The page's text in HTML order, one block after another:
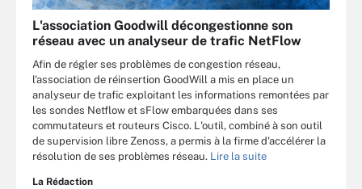
L'association Goodwill décongestionne son
réseau avec un analyseur de trafic NetFlow
Afin de régler ses problèmes de congestion réseau,
l'association de réinsertion GoodWill a mis en place un
analyseur de trafic exploitant les informations remontées par
les sondes Netflow et sFlow embarquées dans ses
commutateurs et routeurs Cisco. L'outil, combiné à son outil
de supervision libre Zenoss, a permis à la firme d'accélérer la
résolution de ses problèmes réseau. Lire la suite
La Rédaction